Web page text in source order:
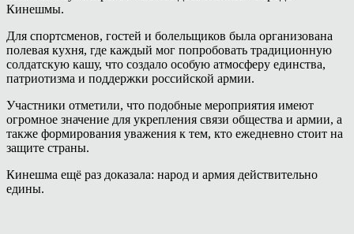
Кинешмы.
Для спортсменов, гостей и болельщиков была организована
полевая кухня, где каждый мог попробовать традиционную
солдатскую кашу, что создало особую атмосферу единства,
патриотизма и поддержки российской армии.
Участники отметили, что подобные мероприятия имеют
огромное значение для укрепления связи общества и армии, а
также формирования уважения к тем, кто ежедневно стоит на
защите страны.
Кинешма ещё раз доказала: народ и армия действительно
едины.